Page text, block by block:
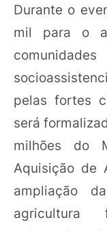
Durante o
mil para o
pelas fortes
será
milhões do
Aquisição de
ampliação
agricultura